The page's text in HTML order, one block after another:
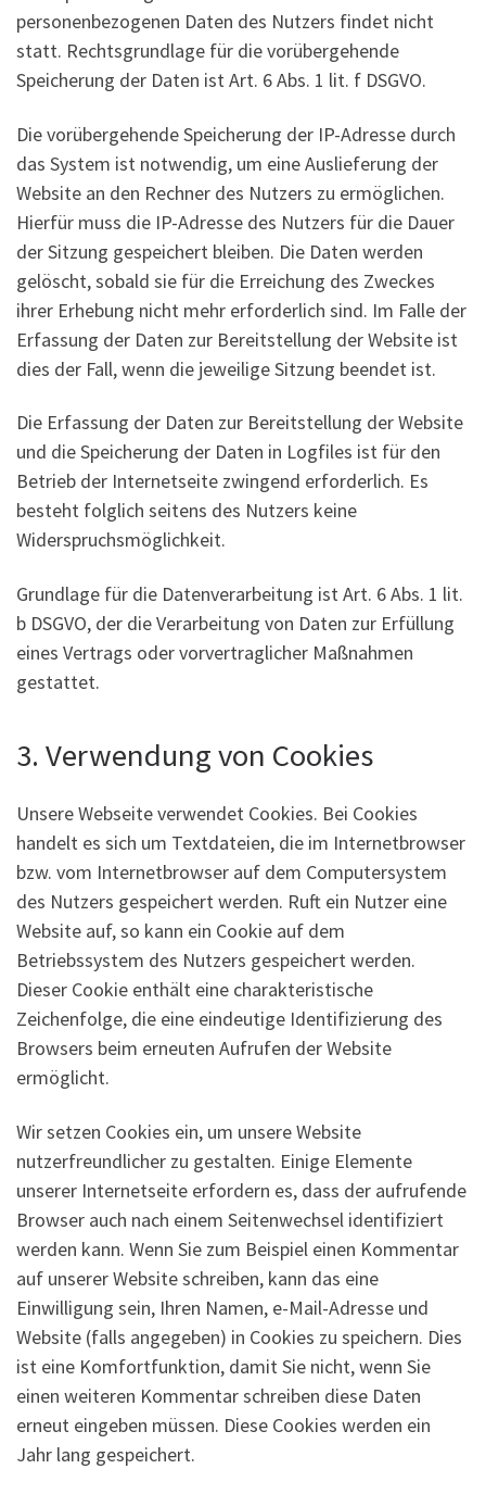
personenbezogenen Daten des Nutzers findet nicht
statt. Rechtsgrundlage für die vorübergehende
Speicherung der Daten ist Art. 6 Abs. 1 lit. f DSGVO.
Die vorübergehende Speicherung der IP-Adresse durch
das System ist notwendig, um eine Auslieferung der
Website an den Rechner des Nutzers zu ermöglichen.
Hierfür muss die IP-Adresse des Nutzers für die Dauer
der Sitzung gespeichert bleiben. Die Daten werden
gelöscht, sobald sie für die Erreichung des Zweckes
ihrer Erhebung nicht mehr erforderlich sind. Im Falle der
Erfassung der Daten zur Bereitstellung der Website ist
dies der Fall, wenn die jeweilige Sitzung beendet ist.
Die Erfassung der Daten zur Bereitstellung der Website
und die Speicherung der Daten in Logfiles ist für den
Betrieb der Internetseite zwingend erforderlich. Es
besteht folglich seitens des Nutzers keine
Widerspruchsmöglichkeit.
Grundlage für die Datenverarbeitung ist Art. 6 Abs. 1 lit.
b DSGVO, der die Verarbeitung von Daten zur Erfüllung
eines Vertrags oder vorvertraglicher Maßnahmen
gestattet.
3. Verwendung von Cookies
Unsere Webseite verwendet Cookies. Bei Cookies
handelt es sich um Textdateien, die im Internetbrowser
bzw. vom Internetbrowser auf dem Computersystem
des Nutzers gespeichert werden. Ruft ein Nutzer eine
Website auf, so kann ein Cookie auf dem
Betriebssystem des Nutzers gespeichert werden.
Dieser Cookie enthält eine charakteristische
Zeichenfolge, die eine eindeutige Identifizierung des
Browsers beim erneuten Aufrufen der Website
ermöglicht.
Wir setzen Cookies ein, um unsere Website
nutzerfreundlicher zu gestalten. Einige Elemente
unserer Internetseite erfordern es, dass der aufrufende
Browser auch nach einem Seitenwechsel identifiziert
werden kann. Wenn Sie zum Beispiel einen Kommentar
auf unserer Website schreiben, kann das eine
Einwilligung sein, Ihren Namen, e-Mail-Adresse und
Website (falls angegeben) in Cookies zu speichern. Dies
ist eine Komfortfunktion, damit Sie nicht, wenn Sie
einen weiteren Kommentar schreiben diese Daten
erneut eingeben müssen. Diese Cookies werden ein
Jahr lang gespeichert.